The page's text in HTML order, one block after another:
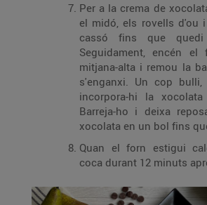
Per a la crema de
el midó, els rovells d'ou
cassó fins que
Seguidament, encén
mitjana-alta i remou la
s'enganxi. Un cop
incorpora-hi la
Barreja-ho i deixa
xocolata en un bol fins
Quan el forn estigui
coca durant 12 minuts